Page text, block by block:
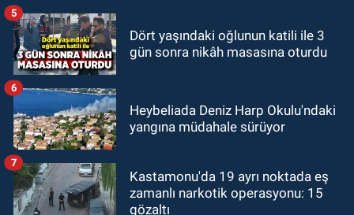
Dört yaşındaki oğlunun katili ile 3
gün sonra nikâh masasına oturdu
5
Heybeliada Deniz Harp Okulu'ndaki
yangına müdahale sürüyor
6
Kastamonu'da 19 ayrı noktada eş
zamanlı narkotik operasyonu: 15
gözaltı
7